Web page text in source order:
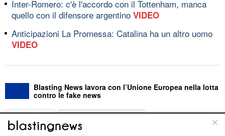
Inter-Romero: c'è l'accordo con il Tottenham, manca
quello con il difensore argentino VIDEO
Anticipazioni La Promessa: Catalina ha un altro uomo
VIDEO
Blasting News lavora con l’Unione Europea nella lotta
contro le fake news
ABOUT